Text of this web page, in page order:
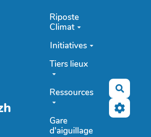
Riposte
Climat
Initiatives
Tiers lieux
Ressources
Gare
d'aiguillage